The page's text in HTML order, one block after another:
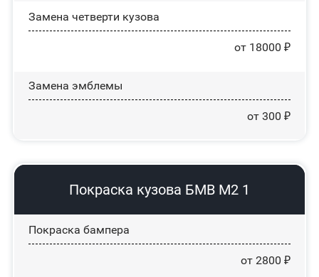
Замена четверти кузова
от 18000 ₽
Замена эмблемы
от 300 ₽
Покраска кузова БМВ М2 1
Покраска бампера
от 2800 ₽